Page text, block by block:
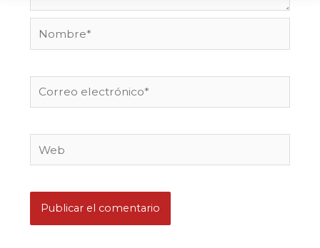
Nombre*
Correo
electrónico*
Web